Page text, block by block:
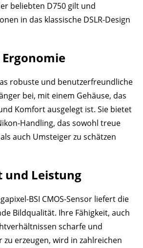
beliebten D750 gilt und
in das klassische DSLR-Design
robuste und benutzerfreundliche
bei, mit einem Gehäuse, das
Komfort ausgelegt ist. Sie bietet
Handling, das sowohl treue
auch Umsteiger zu schätzen
und Leistung
BSI CMOS-Sensor liefert die
Bildqualität. Ihre Fähigkeit, auch
scharfe und
zu erzeugen, wird in zahlreichen